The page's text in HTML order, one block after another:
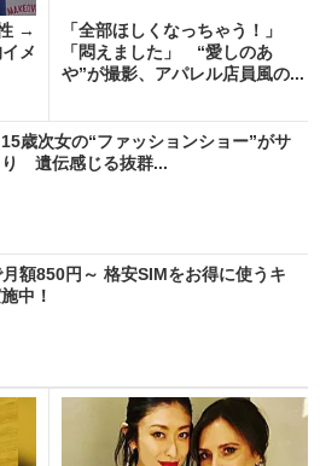
→
メ
「全部ほしくなっちゃう！」
「悶えました」 “愛しのあ
や”が撮影、アパレル店員風の...
歳次女の“ファッションショー”がサ
り 遺伝感じる抜群...
額850円～ 格安SIMをお得に使うキ
中！